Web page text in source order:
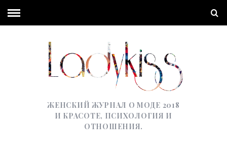
ЖЕНСКИЙ ЖУРНАЛ О МОДЕ 2018
И КРАСОТЕ, ПСИХОЛОГИЯ И
ОТНОШЕНИЯ.